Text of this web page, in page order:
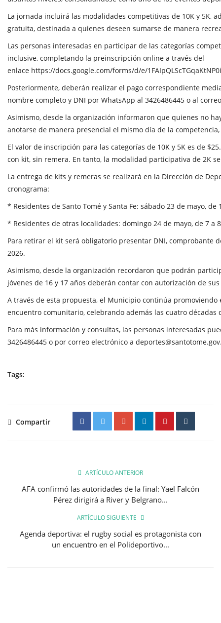
La jornada incluirá las modalidades competitivas de 10K y 5K,
gratuita, destinada a quienes deseen sumarse de manera
Las personas interesadas en participar de las categorías
inclusive, completando la preinscripción online a través del
enlace https://docs.google.com/forms/d/e/
Posteriormente, deberán realizar el pago correspondiente
nombre completo y DNI por WhatsApp al 3426486445 o al
Asimismo, desde la organización informaron que quienes no
anotarse de manera presencial el mismo día de la
El valor de inscripción para las categorías de 10K y 5K es de
con kit, sin remera. En tanto, la modalidad participativa de 2K
La entrega de kits y remeras se realizará en la Dirección de
cronograma:
* Residentes de Santo Tomé y Santa Fe: sábado 23 de mayo, de
* Residentes de otras localidades: domingo 24 de mayo, de 7 a
Para retirar el kit será obligatorio presentar DNI, comprobante
2026.
Asimismo, desde la organización recordaron que podrán
jóvenes de 16 y 17 años deberán contar con autorización de
A través de esta propuesta, el Municipio continúa
encuentro comunitario, celebrando además las cuatro
Para más información y consultas, las personas interesadas
3426486445 o por correo electrónico a
Tags:
Compartir
ARTÍCULO ANTERIOR
AFA confirmó las autoridades de la final: Yael Falcón
Pérez dirigirá a River y Belgrano...
ARTÍCULO SIGUIENTE
Agenda deportiva: el rugby social es protagonista con
un encuentro en el Polideportivo...